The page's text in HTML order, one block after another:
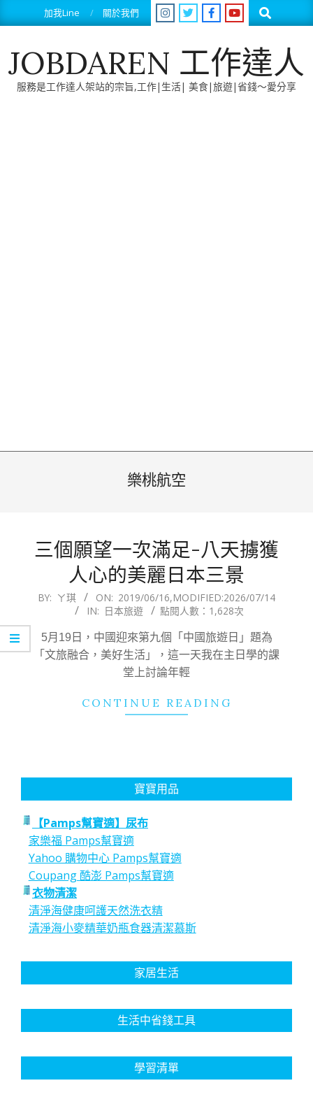
to
加我Line 關於我們 Search
JOBDAREN 工作達人
服務是工作達人架站的宗旨,工作|生活| 美食|旅遊|省錢～愛分享
樂桃航空
三個願望一次滿足-八天擄獲
人心的美麗日本三景
2019-
16
BY: ㄚ琪 ON: 2019/06/16,MODIFIED:2026/07/14
IN: 日本旅遊 點閱人數：1,628次
5月19日，中國迎來第九個「中國旅遊日」題為
「文旅融合，美好生活」，這一天我在主日學的課
堂上討論年輕
CONTINUE READING
寶寶用品
【Pamps幫寶適】尿布
家樂福 Pamps幫寶適
Yahoo 購物中心 Pamps幫寶適
Coupang 酷澎 Pamps幫寶適
衣物清潔
清淨海健康呵護天然洗衣精
清淨海小麥精華奶瓶食器清潔慕斯
家居生活
生活中省錢工具
學習清單